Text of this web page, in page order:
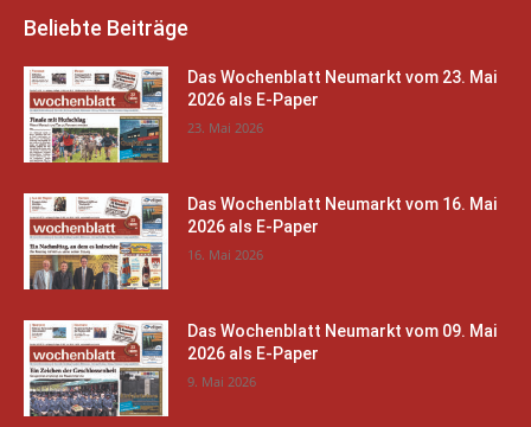
Beliebte Beiträge
Das Wochenblatt Neumarkt vom 23. Mai
2026 als E-Paper
23. Mai 2026
Das Wochenblatt Neumarkt vom 16. Mai
2026 als E-Paper
16. Mai 2026
Das Wochenblatt Neumarkt vom 09. Mai
2026 als E-Paper
9. Mai 2026